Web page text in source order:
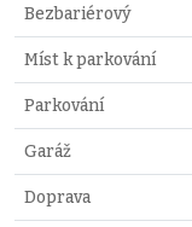
Bezbariérový
Míst k parkování
Parkování
Garáž
Doprava